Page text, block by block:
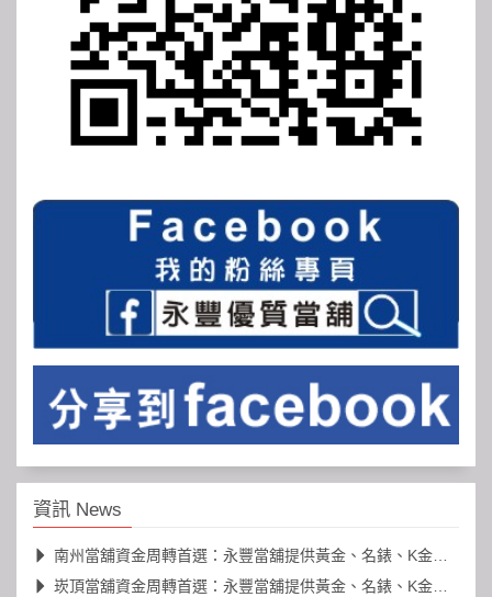
資訊 News
南州當舖資金周轉首選：永豐當舖提供黃金、名錶、K金高價典當
崁頂當舖資金周轉首選：永豐當舖提供黃金、名錶、K金高價典當